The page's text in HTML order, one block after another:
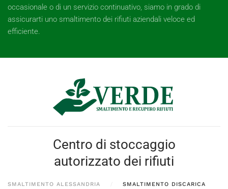
occasionale o di un servizio continuativo, siamo in grado di
assicurarti uno smaltimento dei rifiuti aziendali veloce ed
efficiente.
Centro di stoccaggio
autorizzato dei rifiuti
SMALTIMENTO ALESSANDRIA
SMALTIMENTO DISCARICA